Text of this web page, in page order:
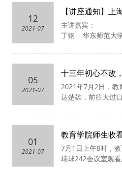
人与高等教育评估
建设成效与评估研
12
2021-07
【讲座通知】上
讲坛”第2期
主讲嘉宾：
丁钢 华东师范大
讲座时间：
讲座地点：
上海交通大学闵行
05
2021-07
十三年初心不改
2021年7月2日，教
达楚雄，前往大过
式，并开展对云南
01
2021-07
教育学院师生收
百周年大会
7月1日上午8时，
瑞球242会议室观